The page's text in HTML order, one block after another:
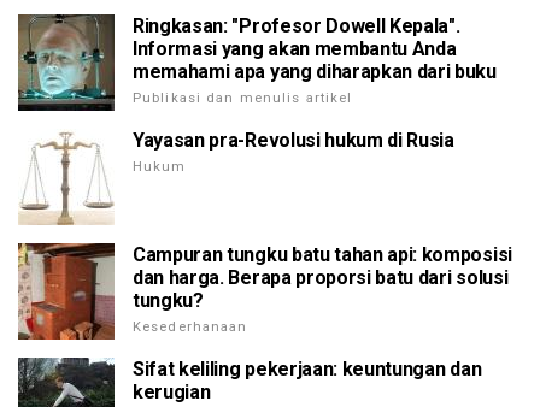
Ringkasan: "Profesor Dowell Kepala".
Informasi yang akan membantu Anda
memahami apa yang diharapkan dari buku
Publikasi dan menulis artikel
Yayasan pra-Revolusi hukum di Rusia
Hukum
Campuran tungku batu tahan api: komposisi
dan harga. Berapa proporsi batu dari solusi
tungku?
Kesederhanaan
Sifat keliling pekerjaan: keuntungan dan
kerugian